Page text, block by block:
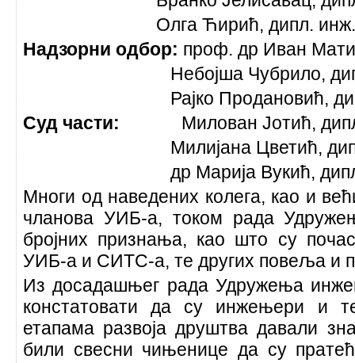
Олга Ћирић, дипл. инж.
Надзорни одбор: проф. др Иван
Небојша Чубрило,
Рајко Продановић,
Суд части:
Милован Јотић,
Милијана Цветић,
др Марија Вукић, дипл.
Многи од наведених колега, као и
чланова УИБ-а, током рада
бројних признања, као што су
УИБ-а и СИТС-а, те других повеља и
Из досадашњег рада Удружења
констатовати да су инжењери и
етапама развоја друштва давали
били свесни чињенице да су